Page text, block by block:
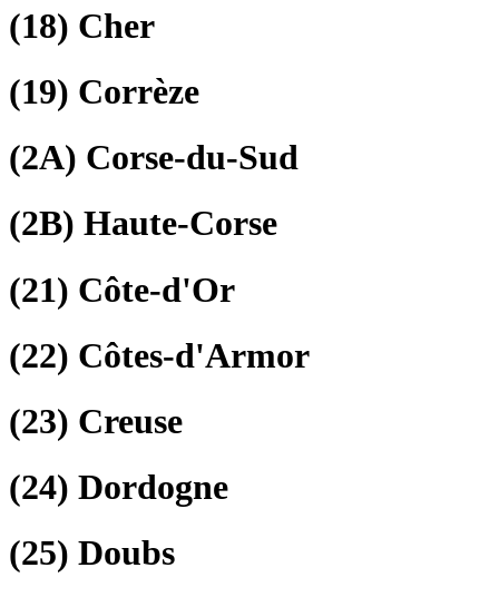
(18) Cher
(19) Corrèze
(2A) Corse-du-Sud
(2B) Haute-Corse
(21) Côte-d'Or
(22) Côtes-d'Armor
(23) Creuse
(24) Dordogne
(25) Doubs